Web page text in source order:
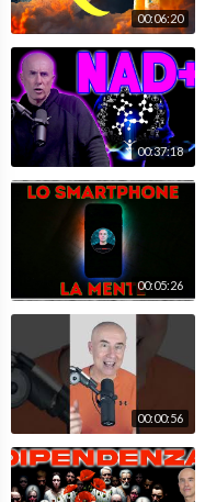
00:06:20
00:37:18
00:05:26
00:00:56